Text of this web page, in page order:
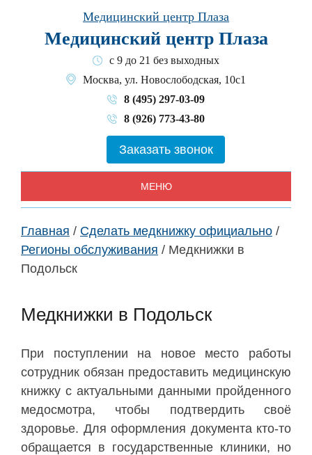
Медицинский центр Плаза
Медицинский центр Плаза
с 9 до 21 без выходных
Москва, ул. Новослободская, 10с1
8 (495) 297-03-09
8 (926) 773-43-80
Заказать звонок
МЕНЮ
Главная / Сделать медкнижку официально /
Регионы обслуживания / Медкнижки в
Подольск
Медкнижки в Подольск
При поступлении на новое место работы
сотрудник обязан предоставить медицинскую
книжку с актуальными данными пройденного
медосмотра, чтобы подтвердить своё
здоровье. Для оформления документа кто-то
обращается в государственные клиники, но